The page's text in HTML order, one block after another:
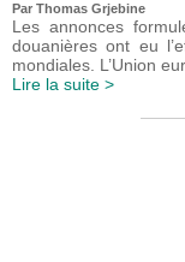
Par Thomas Grjebine
Les annonces
douanières ont eu
mondiales. L’Union
Lire la suite >